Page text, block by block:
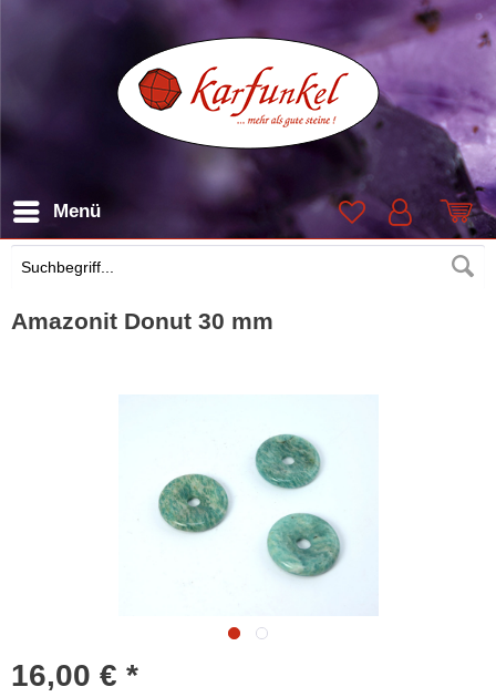
Suchen
Menü
Amazonit Donut 30 mm
16,00 € *